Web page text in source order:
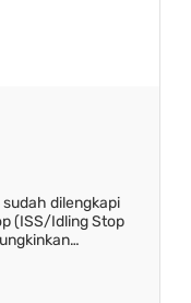
sudah dilengkapi
(ISS/Idling Stop